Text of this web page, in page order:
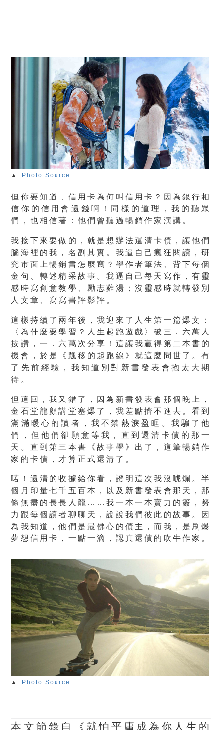
▲ Photo Source
但你要知道，信用卡為何叫信用卡？因為銀行相
信你的信用會還錢啊！同樣的道理，我的聽眾
們，也相信著：他們曾聽過暢銷作家演講。
我接下來要做的，就是想辦法還清卡債，讓他們
腦海裡的我，名副其實。我逼自己瘋狂閱讀，研
究市面上暢銷書怎麼寫？學作者筆法、背下每個
金句、轉述精采故事。我逼自己每天寫作，有靈
感時寫創意教學、勵志雞湯；沒靈感時就轉發別
人文章、寫寫書評影評。
這樣持續了兩年後，我迎來了人生第一篇爆文：
〈為什麼要學習？人生起跑遊戲〉破三．六萬人
按讚，一．六萬次分享！這讓我贏得第二本書的
機會，於是《飄移的起跑線》就這麼問世了。有
了先前經驗，我知道別對新書發表會抱太大期
待。
但這回，我又錯了，因為新書發表會那個晚上，
金石堂龍顏講堂塞爆了，我差點擠不進去。看到
滿滿暖心的讀者，我不禁熱淚盈眶。我騙了他
們，但他們卻願意等我，直到還清卡債的那一
天。直到第三本書《故事學》出了，這筆暢銷作
家的卡債，才算正式還清了。
喏！還清的收據給你看，證明這次我沒唬爛。半
個月印量七千五百本，以及新書發表會那天，那
條無盡的長長人龍……我一本一本賣力的簽，努
力跟每個讀者聊聊天，說說我們彼此的故事。因
為我知道，他們是最佛心的債主，而我，是刷爆
夢想信用卡，一點一滴，認真還債的吹牛作家。
▲ Photo Source
本文節錄自《就怕平庸成為你人生的